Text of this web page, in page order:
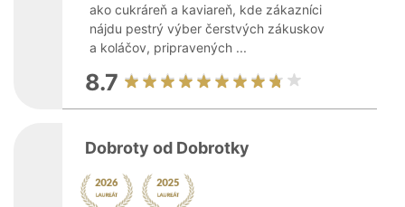
ako cukráreň a kaviareň, kde zákazníci
nájdu pestrý výber čerstvých zákuskov
a koláčov, pripravených ...
8.7
Dobroty od Dobrotky